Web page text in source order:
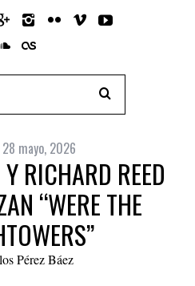
28 mayo, 2026
RICHARD REED
“WERE THE
Pérez Báez